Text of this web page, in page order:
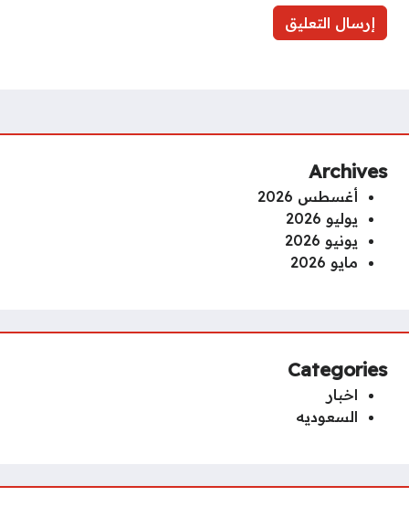
Archives
أغسطس 2026
يوليو 2026
يونيو 2026
مايو 2026
Categories
اخبار
السعوديه